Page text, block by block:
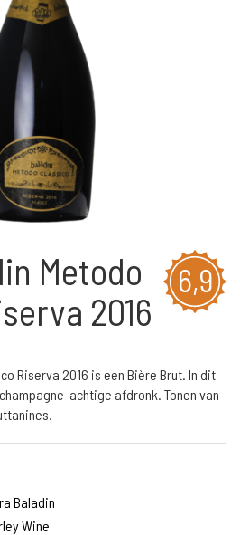
6,9
Metodo
2016
Riserva 2016 is een Bière Brut. In dit
achtige afdronk. Tonen van
Baladin
Wine